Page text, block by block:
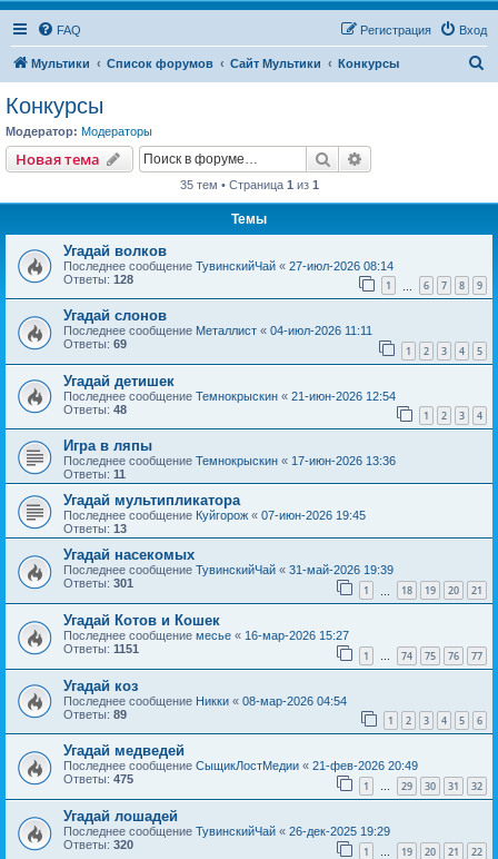
FAQ Вход
Регистрация
Мультики Список форумов Сайт Мультики Конкурсы
Конкурсы
Модератор: Модераторы
Новая тема Поиск
35 тем • Страница 1 из 1
Темы
Угадай волков
Последнее сообщение ТувинскийЧай « 27-июл-2026 08:14
Ответы: 128 1 6 7 8 9
Угадай слонов
Последнее сообщение Металлист « 04-июл-2026 11:11
Ответы: 69 1 2 3 4 5
Угадай детишек
Последнее сообщение Темнокрыскин « 21-июн-2026 12:54
Ответы: 48 1 2 3 4
Игра в ляпы
Последнее сообщение Темнокрыскин « 17-июн-2026 13:36
Ответы: 11
Угадай мультипликатора
Последнее сообщение Куйгорож « 07-июн-2026 19:45
Ответы: 13
Угадай насекомых
Последнее сообщение ТувинскийЧай « 31-май-2026 19:39
Ответы: 301 1 18 19 20 21
Угадай Котов и Кошек
Последнее сообщение месье « 16-мар-2026 15:27
Ответы: 1151 1 … 74 75 76 77
Угадай коз
Последнее сообщение Никки « 08-мар-2026 04:54
Ответы: 89 1 2 3 4 5 6
Угадай медведей
Последнее сообщение СыщикЛостМедии « 21-фев-2026 20:49
Ответы: 475 1 … 29 30 31 32
Угадай лошадей
Последнее сообщение ТувинскийЧай « 26-дек-2025 19:29
Ответы: 320 1 … 19 20 21 22